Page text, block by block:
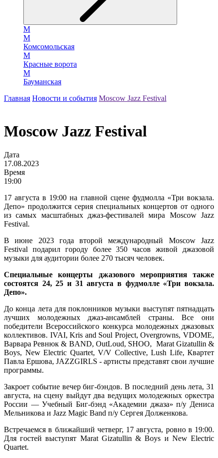
М
М
Комсомольская
М
Красные ворота
М
Бауманская
Главная Новости и события Moscow Jazz Festival
Moscow Jazz Festival
Дата
17.08.2023
Время
19:00
17 августа в 19:00 на главной сцене фудмолла «Три вокзала.
Депо» продолжится серия специальных концертов от одного
из самых масштабных джаз-фестивалей мира Moscow Jazz
Festival.
В июне 2023 года второй международный Moscow Jazz
Festival подарил городу более 350 часов живой джазовой
музыки для аудитории более 270 тысяч человек.
Специальные концерты джазового мероприятия также
состоятся 24, 25 и 31 августа в фудмолле «Три вокзала.
Депо».
До конца лета для поклонников музыки выступят пятнадцать
лучших молодежных джаз-ансамблей страны. Все они
победители Всероссийского конкурса молодежных джазовых
коллективов. IVAI, Kris and Soul Project, Overgrowns, VDOME,
Варвара Ревнюк & BAND, OutLoud, SHOO, Marat Gizatullin &
Boys, New Electric Quartet, V/V Collective, Lush Life, Квартет
Павла Ершова, JAZZGIRLS - артисты представят свои лучшие
программы.
Закроет событие вечер биг-бэндов. В последний день лета, 31
августа, на сцену выйдут два ведущих молодежных оркестра
России — Учебный Биг-бэнд «Академии джаза» п/у Дениса
Мельникова и Jazz Magic Band п/у Сергея Долженкова.
Встречаемся в ближайший четверг, 17 августа, ровно в 19:00.
Для гостей выступят Marat Gizatullin & Boys и New Electric
Quartet.